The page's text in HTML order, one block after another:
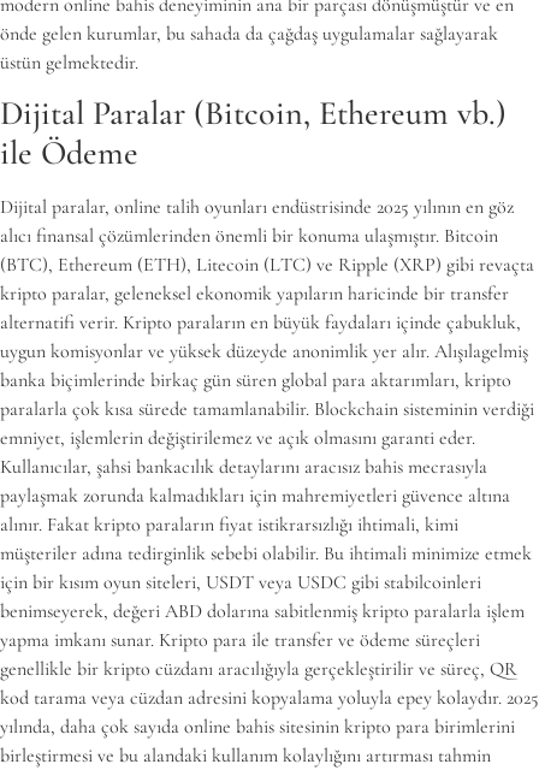
modern online bahis deneyiminin ana bir parçası dönüşmüştür ve en
önde gelen kurumlar, bu sahada da çağdaş uygulamalar sağlayarak
üstün gelmektedir.
Dijital Paralar (Bitcoin, Ethereum vb.)
ile Ödeme
Dijital paralar, online talih oyunları endüstrisinde 2025 yılının en göz
alıcı finansal çözümlerinden önemli bir konuma ulaşmıştır. Bitcoin
(BTC), Ethereum (ETH), Litecoin (LTC) ve Ripple (XRP) gibi revaçta
kripto paralar, geleneksel ekonomik yapıların haricinde bir transfer
alternatifi verir. Kripto paraların en büyük faydaları içinde çabukluk,
uygun komisyonlar ve yüksek düzeyde anonimlik yer alır. Alışılagelmiş
banka biçimlerinde birkaç gün süren global para aktarımları, kripto
paralarla çok kısa sürede tamamlanabilir. Blockchain sisteminin verdiği
emniyet, işlemlerin değiştirilemez ve açık olmasını garanti eder.
Kullanıcılar, şahsi bankacılık detaylarını aracısız bahis mecrasıyla
paylaşmak zorunda kalmadıkları için mahremiyetleri güvence altına
alınır. Fakat kripto paraların fiyat istikrarsızlığı ihtimali, kimi
müşteriler adına tedirginlik sebebi olabilir. Bu ihtimali minimize etmek
için bir kısım oyun siteleri, USDT veya USDC gibi stabilcoinleri
benimseyerek, değeri ABD dolarına sabitlenmiş kripto paralarla işlem
yapma imkanı sunar. Kripto para ile transfer ve ödeme süreçleri
genellikle bir kripto cüzdanı aracılığıyla gerçekleştirilir ve süreç, QR
kod tarama veya cüzdan adresini kopyalama yoluyla epey kolaydır. 2025
yılında, daha çok sayıda online bahis sitesinin kripto para birimlerini
birleştirmesi ve bu alandaki kullanım kolaylığını artırması tahmin